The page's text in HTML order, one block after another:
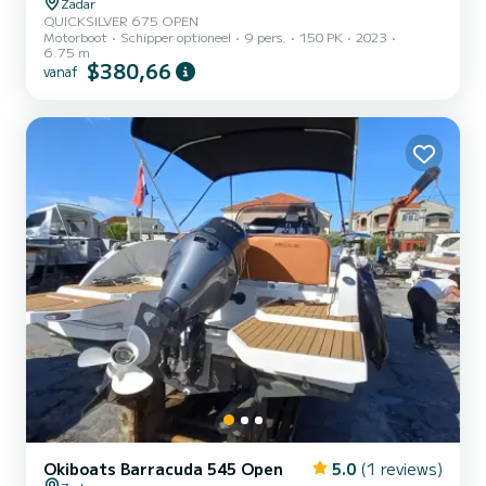
QUICKSILVER 675 OPEN
Motorboot
Schipper optioneel 9 pers. 150 PK
2023
6.75 m
vanaf $380,66
Okiboats Barracuda 545 Open 5.0 (1 reviews)